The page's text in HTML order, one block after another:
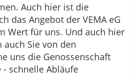
Auch hier ist die
das Angebot der VEMA eG
Wert für uns. Und auch hier
Sie von den
uns die Genossenschaft
- schnelle Abläufe